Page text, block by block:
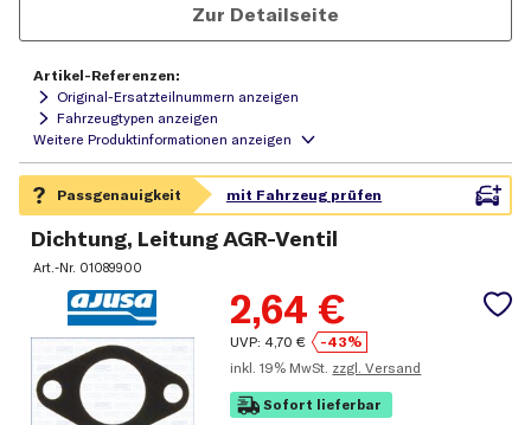
Zur Detailseite
Artikel-Referenzen:
Original-Ersatzteilnummern anzeigen
Fahrzeugtypen anzeigen
Dichtung, Leitung AGR-Ventil
Art.-Nr. 01089900
2,64 €
UVP: 4,70 €
-43%
inkl. 19% MwSt. zzgl. Versand
Sofort lieferbar